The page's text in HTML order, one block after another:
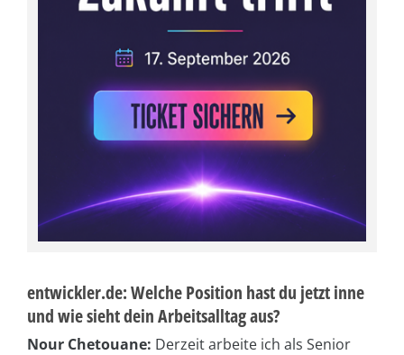
entwickler.de: Welche Position hast du jetzt inne
und wie sieht dein Arbeitsalltag aus?
Nour Chetouane: Derzeit arbeite ich als Senior